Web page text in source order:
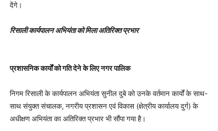
देंगे।
रिसाली कार्यपालन अभियंता को मिला अतिरिक्त प्रभार
प्रशासनिक कार्यों को गति देने के लिए नगर पालिक
निगम रिसाली के कार्यपालन अभियंता सुनील दुबे को उनके वर्तमान कार्यों के साथ-
साथ संयुक्त संचालक, नगरीय प्रशासन एवं विकास (क्षेत्रीय कार्यालय दुर्ग) के
अधीक्षण अभियंता का अतिरिक्त प्रभार भी सौंपा गया है।